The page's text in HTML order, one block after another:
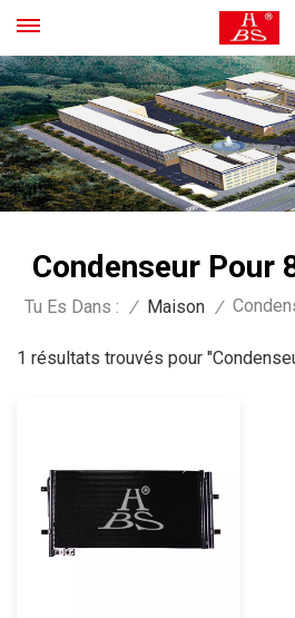
Condenseur Pour
Tu Es Dans : / Maison /
1 résultats trouvés pour